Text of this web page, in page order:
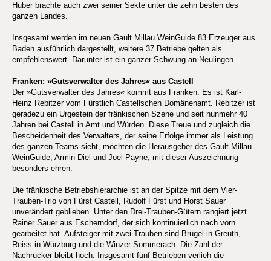
Huber brachte auch zwei seiner Sekte unter die zehn besten des
ganzen Landes.
Insgesamt werden im neuen Gault Millau WeinGuide 83 Erzeuger aus
Baden ausführlich dargestellt, weitere 37 Betriebe gelten als
empfehlenswert. Darunter ist ein ganzer Schwung an Neulingen.
Franken: »Gutsverwalter des Jahres« aus Castell
Der »Gutsverwalter des Jahres« kommt aus Franken. Es ist Karl-
Heinz Rebitzer vom Fürstlich Castellschen Domänenamt. Rebitzer ist
geradezu ein Urgestein der fränkischen Szene und seit nunmehr 40
Jahren bei Castell in Amt und Würden. Diese Treue und zugleich die
Bescheidenheit des Verwalters, der seine Erfolge immer als Leistung
des ganzen Teams sieht, möchten die Herausgeber des Gault Millau
WeinGuide, Armin Diel und Joel Payne, mit dieser Auszeichnung
besonders ehren.
Die fränkische Betriebshierarchie ist an der Spitze mit dem Vier-
Trauben-Trio von Fürst Castell, Rudolf Fürst und Horst Sauer
unverändert geblieben. Unter den Drei-Trauben-Gütern rangiert jetzt
Rainer Sauer aus Escherndorf, der sich kontinuierlich nach vorn
gearbeitet hat. Aufsteiger mit zwei Trauben sind Brügel in Greuth,
Reiss in Würzburg und die Winzer Sommerach. Die Zahl der
Nachrücker bleibt hoch. Insgesamt fünf Betrieben verlieh die